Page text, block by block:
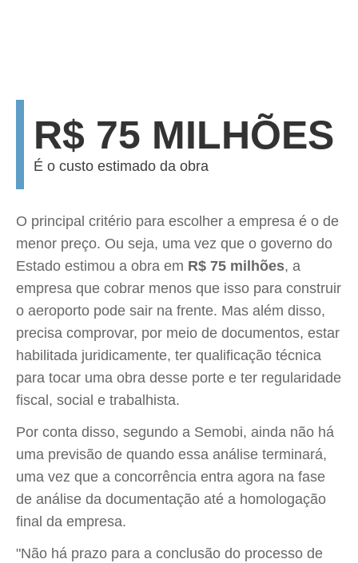
R$ 75 MILHÕES
É o custo estimado da obra
O principal critério para escolher a empresa é o de
menor preço. Ou seja, uma vez que o governo do
Estado estimou a obra em R$ 75 milhões, a
empresa que cobrar menos que isso para construir
o aeroporto pode sair na frente. Mas além disso,
precisa comprovar, por meio de documentos, estar
habilitada juridicamente, ter qualificação técnica
para tocar uma obra desse porte e ter regularidade
fiscal, social e trabalhista.
Por conta disso, segundo a Semobi, ainda não há
uma previsão de quando essa análise terminará,
uma vez que a concorrência entra agora na fase
de análise da documentação até a homologação
final da empresa.
"Não há prazo para a conclusão do processo de